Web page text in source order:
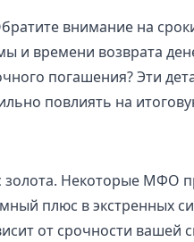
внимание на
и времени возврата
погашения? Эти
повлиять на
золота. Некоторые МФО
плюс в экстренных
от срочности вашей